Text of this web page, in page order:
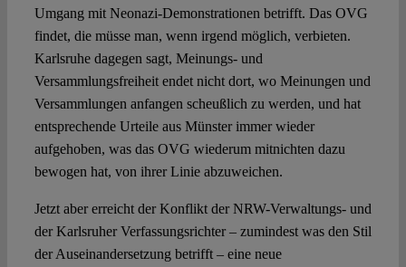
Umgang mit Neonazi-Demonstrationen betrifft. Das OVG
findet, die müsse man, wenn irgend möglich, verbieten.
Karlsruhe dagegen sagt, Meinungs- und
Versammlungsfreiheit endet nicht dort, wo Meinungen und
Versammlungen anfangen scheußlich zu werden, und hat
entsprechende Urteile aus Münster immer wieder
aufgehoben, was das OVG wiederum mitnichten dazu
bewogen hat, von ihrer Linie abzuweichen.
Jetzt aber erreicht der Konflikt der NRW-Verwaltungs- und
der Karlsruher Verfassungsrichter – zumindest was den Stil
der Auseinandersetzung betrifft – eine neue